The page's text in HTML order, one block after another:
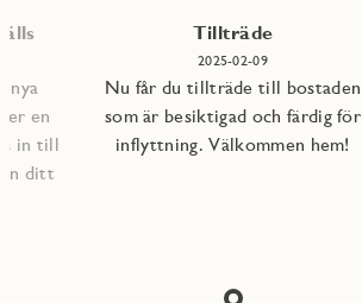
nya
en
in till
ditt
Tillträde
2025-02-09
Nu får du tillträde till bostaden
som är besiktigad och färdig för
inflyttning. Välkommen hem!